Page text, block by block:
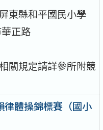
東縣和平國民小學
華正路
關規定請詳參所附競
律體操錦標賽（國小